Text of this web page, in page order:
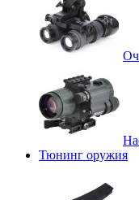
Тюнинг оружия